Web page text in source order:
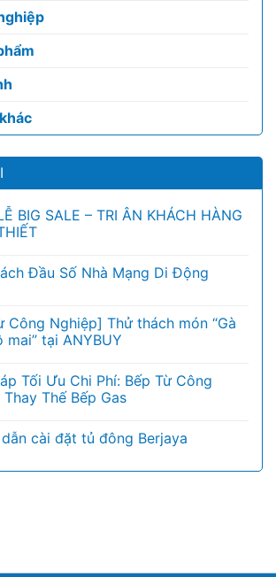
BIG SALE – TRI ÂN KHÁCH HÀNG
Đầu Số Nhà Mạng Di Động
Công Nghiệp] Thử thách món “Gà
mai” tại ANYBUY
Tối Ưu Chi Phí: Bếp Từ Công
Thế Bếp Gas
cài đặt tủ đông Berjaya